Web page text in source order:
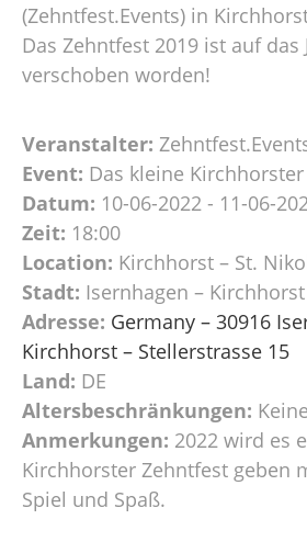
(Zehntfest.Events) in
Das Zehntfest 2019 ist auf das
verschoben worden!
Veranstalter:
Event: Das kleine
Datum: 10-06-2022 - 11-06-
Zeit: 18:00
Location: Kirchhorst – St.
Stadt: Isernhagen – Kirchhorst
Adresse: Germany – 30916
Kirchhorst – Stellerstrasse 15
Land: DE
Altersbeschränkungen: Keine
Anmerkungen: 2022 wird es
Kirchhorster Zehntfest geben
Spiel und Spaß.